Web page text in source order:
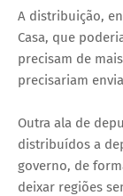
A distribuição,
Casa, que
precisam de
precisariam
Outra ala de
distribuídos a
governo, de
deixar regiões